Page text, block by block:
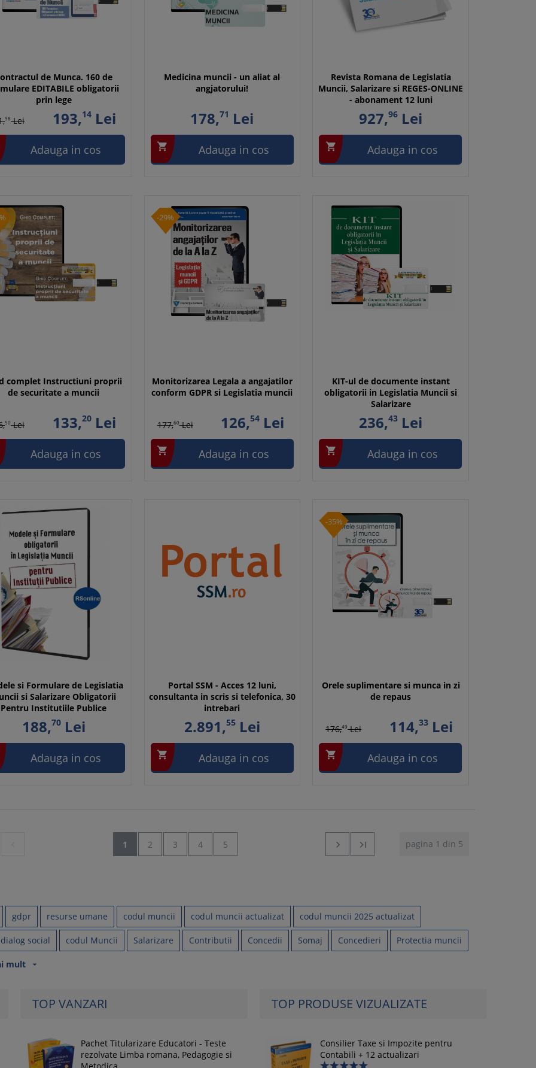
de Munca. 160 de
EDITABILE obligatorii
prin lege
98Lei 193,14Lei
Adauga in cos
Medicina muncii - un aliat al
angjatorului!
178,71 Lei
 Adauga in cos
Revista Romana de Legislatia
Muncii, Salarizare si REGES-ONLINE
- abonament 12 luni
927,96Lei
 Adauga in cos
complet Instructiuni proprii
de securitate a muncii
50Lei 133,20Lei
Adauga in cos
-29%
Monitorizarea Legala a angajatilor
conform GDPR si Legislatia muncii
177,60Lei 126,54 Lei
 Adauga in cos
KIT-ul de documente instant
obligatorii in Legislatia Muncii si
Salarizare
236,43Lei
 Adauga in cos
si Formulare de Legislatia
si Salarizare Obligatorii
Pentru Institutiile Publice
188,70Lei
Adauga in cos
Portal SSM - Acces 12 luni,
consultanta in scris si telefonica, 30
intrebari
2.891,55Lei
 Adauga in cos
-35%
Orele suplimentare si munca in zi
de repaus
176,49Lei 114,33Lei
 Adauga in cos
1 2 3 4 5 pagina 1 din 5


gdpr resurse umane codul muncii codul muncii actualizat codul muncii 2025 actualizat
dialog social codul Muncii Salarizare Contributii Concedii Somaj Concedieri Protectia muncii
mult arrow_drop_down
TOP VANZARI
Pachet Titularizare Educatori - Teste
rezolvate Limba romana, Pedagogie si
TOP PRODUSE VIZUALIZATE
Consilier Taxe si Impozite pentru
Contabili + 12 actualizari